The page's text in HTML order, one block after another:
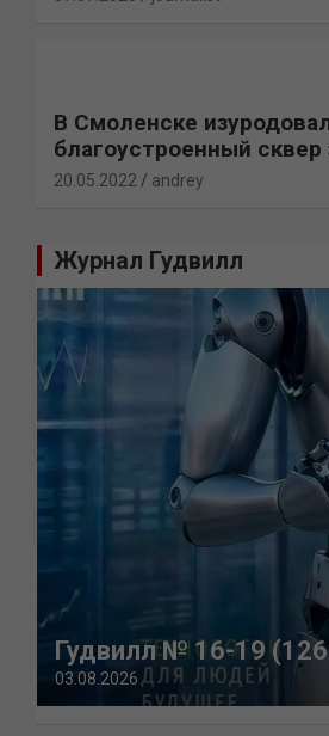
В Смоленске
благоустроенный сквер
20.05.2022 andrey
Журнал Гудвилл
Гудвилл № 16-19
03.08.2026